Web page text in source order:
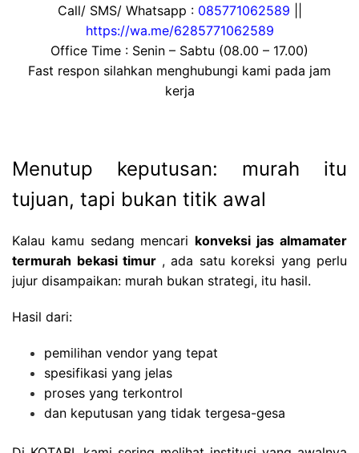
Call/ SMS/ Whatsapp : 085771062589
https://wa.me/6285771062589
Office Time : Senin – Sabtu (08.00 – 17.00)
Fast respon silahkan menghubungi kami pada jam
kerja
Menutup keputusan: murah itu
tujuan, tapi bukan titik awal
Kalau kamu sedang mencari konveksi jas almamater
termurah bekasi timur , ada satu koreksi yang perlu
jujur disampaikan: murah bukan strategi, itu hasil.
Hasil dari:
pemilihan vendor yang tepat
spesifikasi yang jelas
proses yang terkontrol
dan keputusan yang tidak tergesa-gesa